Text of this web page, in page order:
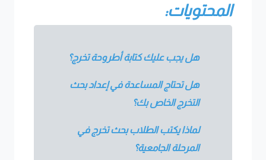
المحتويات:
هل يجب عليك كتابة أطروحة تخرج؟
هل تحتاج المساعدة في إعداد بحث
التخرج الخاص بك؟
لماذا يكتب الطلاب بحث تخرج في
المرحلة الجامعية؟